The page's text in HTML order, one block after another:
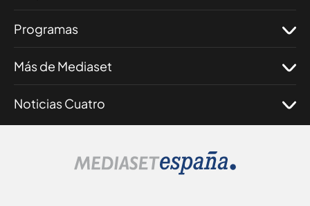
Programas
Más de Mediaset
Noticias Cuatro